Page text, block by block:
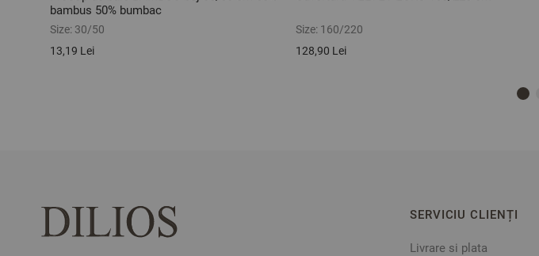
bambus 50% bumbac
Size: 30/50
13,19 Lei
Size: 160/220
128,90 Lei
SERVICIU CLIENȚI
Livrare si plata